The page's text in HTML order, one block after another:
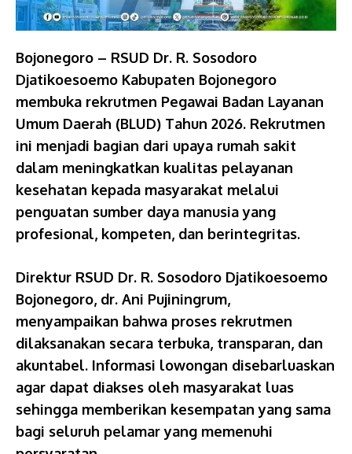
Bojonegoro – RSUD Dr. R. Sosodoro
Djatikoesoemo Kabupaten Bojonegoro
membuka rekrutmen Pegawai Badan Layanan
Umum Daerah (BLUD) Tahun 2026. Rekrutmen
ini menjadi bagian dari upaya rumah sakit
dalam meningkatkan kualitas pelayanan
kesehatan kepada masyarakat melalui
penguatan sumber daya manusia yang
profesional, kompeten, dan berintegritas.
Direktur RSUD Dr. R. Sosodoro Djatikoesoemo
Bojonegoro, dr. Ani Pujiningrum,
menyampaikan bahwa proses rekrutmen
dilaksanakan secara terbuka, transparan, dan
akuntabel. Informasi lowongan disebarluaskan
agar dapat diakses oleh masyarakat luas
sehingga memberikan kesempatan yang sama
bagi seluruh pelamar yang memenuhi